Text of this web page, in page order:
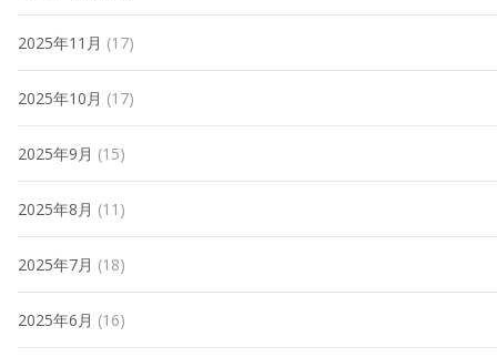
2025年11月 (17)
2025年10月 (17)
2025年9月 (15)
2025年8月 (11)
2025年7月 (18)
2025年6月 (16)